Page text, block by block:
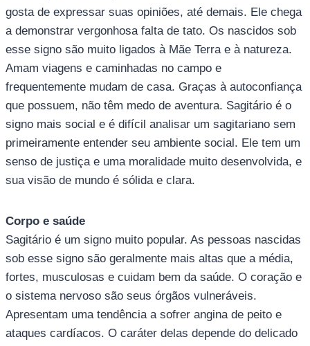
gosta de expressar suas opiniões, até demais. Ele chega
a demonstrar vergonhosa falta de tato. Os nascidos sob
esse signo são muito ligados à Mãe Terra e à natureza.
Amam viagens e caminhadas no campo e
frequentemente mudam de casa. Graças à autoconfiança
que possuem, não têm medo de aventura. Sagitário é o
signo mais social e é difícil analisar um sagitariano sem
primeiramente entender seu ambiente social. Ele tem um
senso de justiça e uma moralidade muito desenvolvida, e
sua visão de mundo é sólida e clara.
Corpo e saúde
Sagitário é um signo muito popular. As pessoas nascidas
sob esse signo são geralmente mais altas que a média,
fortes, musculosas e cuidam bem da saúde. O coração e
o sistema nervoso são seus órgãos vulneráveis.
Apresentam uma tendência a sofrer angina de peito e
ataques cardíacos. O caráter delas depende do delicado